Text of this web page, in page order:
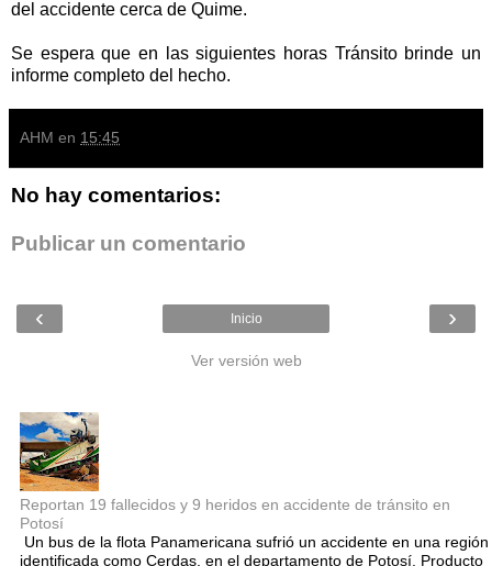
del accidente cerca de Quime.
Se espera que en las siguientes horas Tránsito brinde un
informe completo del hecho.
AHM en 15:45
No hay comentarios:
Publicar un comentario
‹ ›
Inicio
Ver versión web
Reportan 19 fallecidos y 9 heridos en accidente de tránsito en
Potosí
Un bus de la flota Panamericana sufrió un accidente en una región
identificada como Cerdas, en el departamento de Potosí. Producto